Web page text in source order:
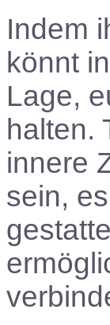
Indem
könnt
Lage,
halten.
innere
sein,